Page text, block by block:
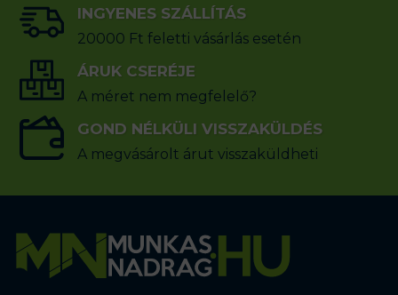
INGYENES SZÁLLÍTÁS
20000 Ft feletti vásárlás esetén
ÁRUK CSERÉJE
A méret nem megfelelő?
GOND NÉLKÜLI VISSZAKÜLDÉS
A megvásárolt árut visszaküldheti